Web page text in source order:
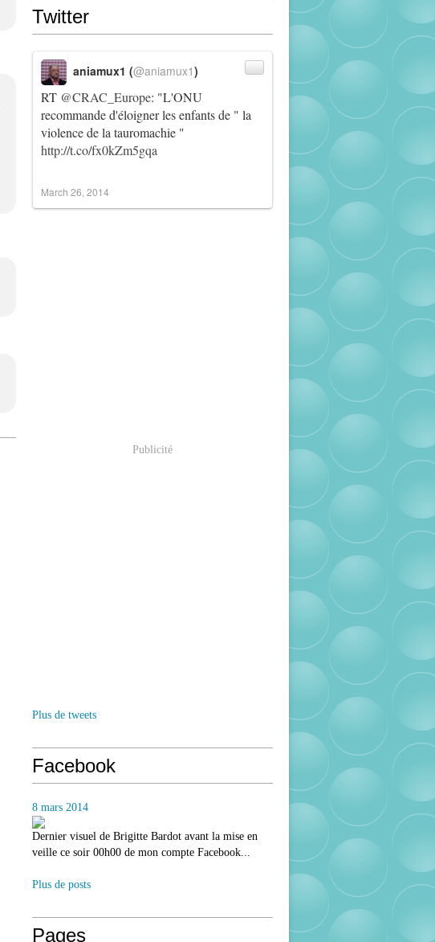
Twitter
RT @CRAC_Europe: "L'ONU
recommande d'éloigner les enfants de " la
violence de la tauromachie "
http://t.co/fx0kZm5gqa
aniamux1 (@aniamux1)
March 26, 2014
Publicité
Plus de tweets
Facebook
8 mars 2014
Dernier visuel de Brigitte Bardot avant la mise en
veille ce soir 00h00 de mon compte Facebook...
Plus de posts
Pages